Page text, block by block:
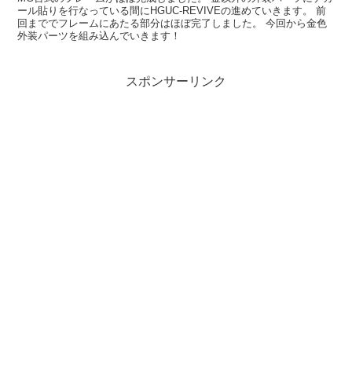
ール貼りを行なっている間にHGUC-REVIVEの進めていきます。 前
回まででフレームにあたる部分はほぼ完了しました。 今回から金色
外装パーツを組み込んでいきます！
スポンサーリンク